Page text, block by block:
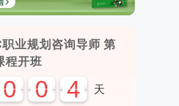
业规划咨询导师 第
程开班
0 0 4 天